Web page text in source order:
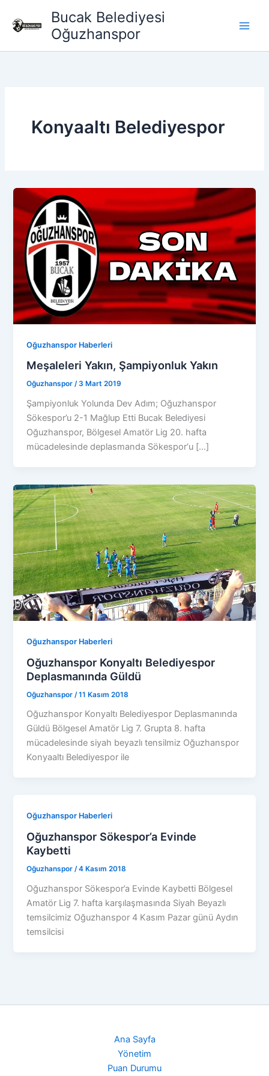
atla
Bucak Belediyesi
Oğuzhanspor
Konyaaltı Belediyespor
Oğuzhanspor Haberleri
Meşaleleri Yakın, Şampiyonluk Yakın
Oğuzhanspor/3 Mart 2019
Şampiyonluk Yolunda Dev Adım; Oğuzhanspor
Sökespor’u 2-1 Mağlup Etti Bucak Belediyesi
Oğuzhanspor, Bölgesel Amatör Lig 20. hafta
mücadelesinde deplasmanda Sökespor‘u […]
Oğuzhanspor Haberleri
Oğuzhanspor Konyaltı Belediyespor
Deplasmanında Güldü
Oğuzhanspor /11 Kasım 2018
Oğuzhanspor Konyaltı Belediyespor Deplasmanında
Güldü Bölgesel Amatör Lig 7. Grupta 8. hafta
mücadelesinde siyah beyazlı tensilmiz Oğuzhanspor
Konyaaltı Belediyespor ile
Oğuzhanspor Haberleri
Oğuzhanspor Sökespor’a Evinde
Kaybetti
Oğuzhanspor/4 Kasım 2018
Oğuzhanspor Sökespor’a Evinde Kaybetti Bölgesel
Amatör Lig 7. hafta karşılaşmasında Siyah Beyazlı
temsilcimiz Oğuzhanspor 4 Kasım Pazar günü Aydın
temsilcisi
Ana Sayfa
Yönetim
Puan Durumu